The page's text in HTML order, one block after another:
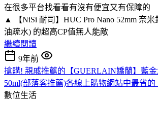
在很多平台找看看有沒有便宜又有保障的
▲ 【NiSi 耐司】HUC Pro Nano 52mm 奈
油疏水) 的超高CP值無人能敵
繼續閱讀
9年前
搶購! 親戚推薦的【GUERLAIN嬌蘭】藍
50ml(部落客推薦)各線上購物網站中最省的
數位生活